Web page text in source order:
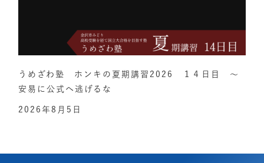
うめざわ塾 ホンキの夏期講習2026 １４日目 ～
安易に公式へ逃げるな
2026年8月5日